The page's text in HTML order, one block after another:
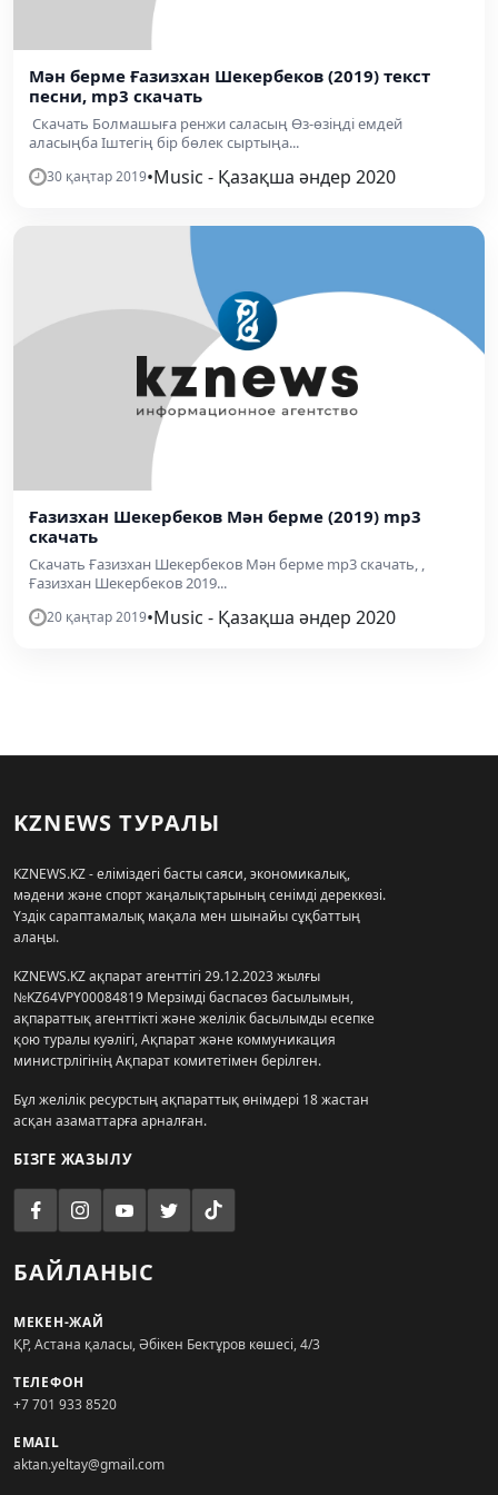
Мән берме Ғазизхан Шекербеков (2019) текст
песни, mp3 скачать
Скачать Болмашыға ренжи саласың Өз-өзіңді емдей
аласыңба Іштегің бір бөлек сыртыңа...
30 қаңтар 2019•Music - Қазақша әндер 2020
Ғазизхан Шекербеков Мән берме (2019) mp3
скачать
Скачать Ғазизхан Шекербеков Мән берме mp3 скачать, ,
Ғазизхан Шекербеков 2019...
20 қаңтар 2019•Music - Қазақша әндер 2020
KZNEWS ТУРАЛЫ
KZNEWS.KZ - еліміздегі басты саяси, экономикалық,
мәдени және спорт жаңалықтарының сенімді дереккөзі.
Үздік сараптамалық мақала мен шынайы сұқбаттың
алаңы.
KZNEWS.KZ ақпарат агенттігі 29.12.2023 жылғы
№KZ64VPY00084819 Мерзімді баспасөз басылымын,
ақпараттық агенттікті және желілік басылымды есепке
қою туралы куәлігі, Ақпарат және коммуникация
министрлігінің Ақпарат комитетімен берілген.
Бұл желілік ресурстың ақпараттық өнімдері 18 жастан
асқан азаматтарға арналған.
БІЗГЕ ЖАЗЫЛУ
БАЙЛАНЫС
МЕКЕН-ЖАЙ
ҚР, Астана қаласы, Әбікен Бектұров көшесі, 4/3
ТЕЛЕФОН
+7 701 933 8520
EMAIL
aktan.yeltay@gmail.com